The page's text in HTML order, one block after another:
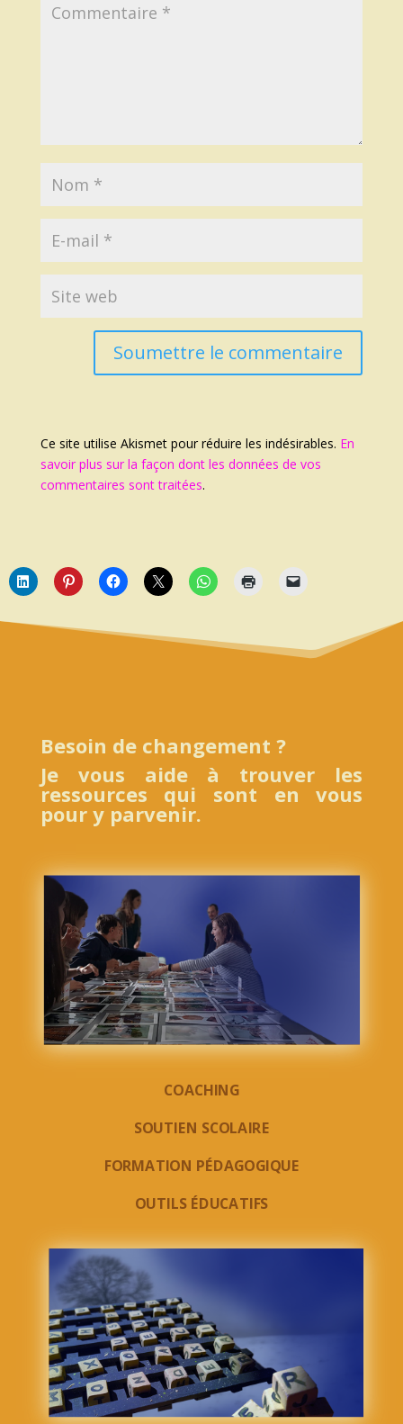
Soumettre le commentaire
Ce site utilise Akismet pour réduire les indésirables. En
savoir plus sur la façon dont les données de vos
commentaires sont traitées.
Besoin de changement ?
Je vous aide à trouver les
ressources qui sont en vous
pour y parvenir.
COACHING
SOUTIEN SCOLAIRE
FORMATION PÉDAGOGIQUE
OUTILS ÉDUCATIFS